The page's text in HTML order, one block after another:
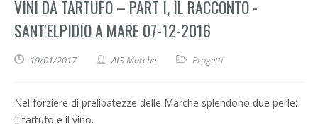
VINI DA TARTUFO – PART I, IL RACCONTO -
SANT'ELPIDIO A MARE 07-12-2016
19/01/2017 AIS Marche Progetti
Nel forziere di prelibatezze delle Marche splendono due perle:
Il tartufo e il vino.